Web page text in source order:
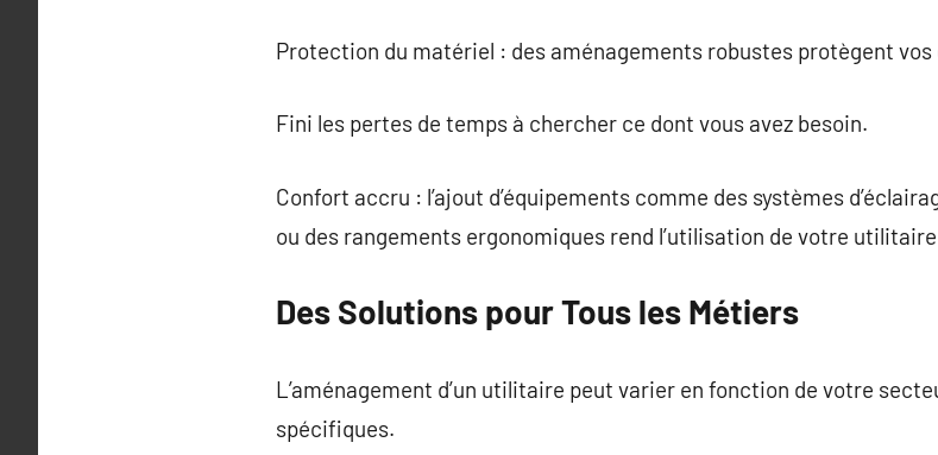
Protection du matériel : des aménagements robustes protègent
Fini les pertes de temps à chercher ce dont vous avez besoin.
Confort accru : l’ajout d’équipements comme des systèmes
ou des rangements ergonomiques rend l’utilisation de votre
Des Solutions pour Tous les Métiers
L’aménagement d’un utilitaire peut varier en fonction de votre
spécifiques.